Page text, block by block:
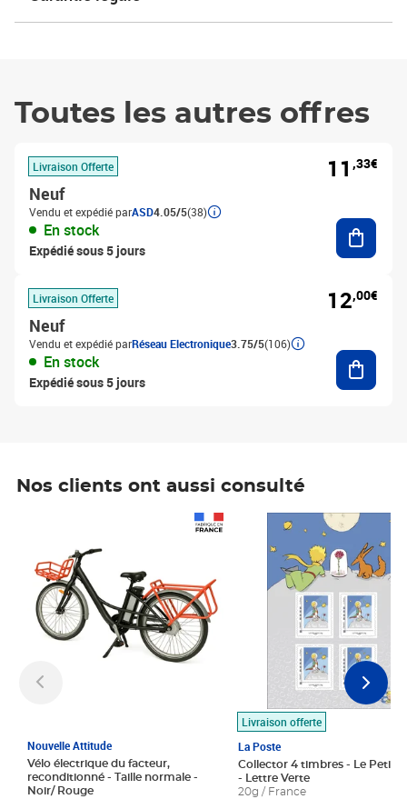
Toutes les autres offres
Livraison Offerte
Neuf
Vendu et expédié parASD4.05/5(38)
En stock
Expédié sous 5 jours
11 ,33€
Livraison Offerte
Neuf
Vendu et expédié parRéseau Electronique3.75/5(106)
En stock
Expédié sous 5 jours
12,00€
Nos clients ont aussi consulté
Nouvelle Attitude
Vélo électrique du facteur,
reconditionné - Taille normale -
Noir/ Rouge
Livraison offerte
La Poste
Collector 4 timbres - Le Petit
- Lettre Verte
20g / France
Prix 7,50€